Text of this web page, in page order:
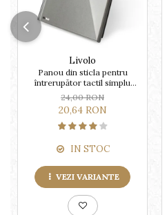
Livolo
Panou din sticla pentru
întrerupător tactil simplu
Livolo
24,00 RON
20,64 RON
IN STOC
VEZI VARIANTE